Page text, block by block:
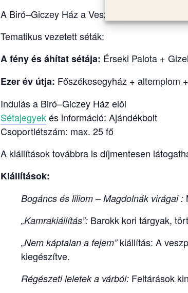
A Biró–Giczey Ház a Veszprémi Várnegyed
Tematikus vezetett séták:
A fény és áhítat sétája: Érseki Palota +
Ezer év útja: Főszékesegyház + altemplom
Indulás a Biró–Giczey Ház elől
Sétajegyekés információ: Ajándékbolt
Csoportlétszám: max. 25 fő
A kiállítások továbbra is díjmentesen
Kiállítások:
Bogáncs és liliom – Magdolnák virágai :
„Kamrakiállítás”: Barokk kori tárgyak,
„Nem káptalan a fejem”kiállítás: A
kiegészítve.
Régészeti leletek a várból: Feltárások